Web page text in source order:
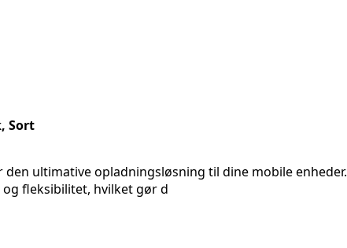
Sort
den ultimative opladningsløsning til dine mobile enheder.
fleksibilitet, hvilket gør d